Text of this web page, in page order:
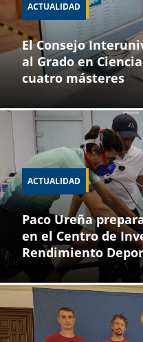
ACTUALIDAD
El Consejo
al Grado en
cuatro másteres
ACTUALIDAD
Paco Ureña
en el Centro de
Rendimiento